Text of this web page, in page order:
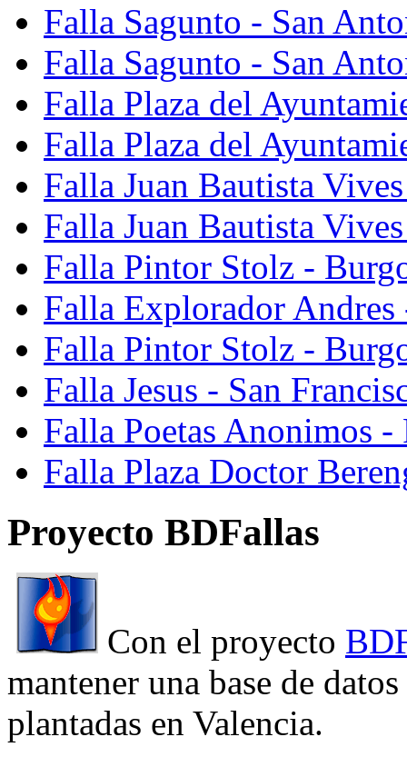
Falla Sagunto - San
Falla Sagunto - San
Falla Plaza del
Falla Plaza del
Falla Juan Bautista
Falla Juan Bautista
Falla Pintor Stolz -
Falla Explorador Andres
Falla Pintor Stolz -
Falla Jesus - San
Falla Poetas Anonimos
Falla Plaza Doctor
Proyecto BDFallas
Con el proyecto
mantener una base de
plantadas en Valencia.